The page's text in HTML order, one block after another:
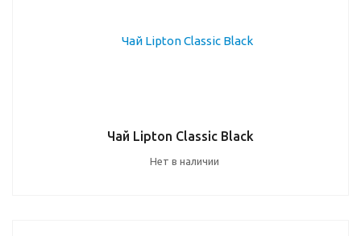
Чай Lipton Classic Black
Нет в наличии